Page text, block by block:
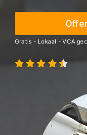
Gratis - Lokaal - VCA